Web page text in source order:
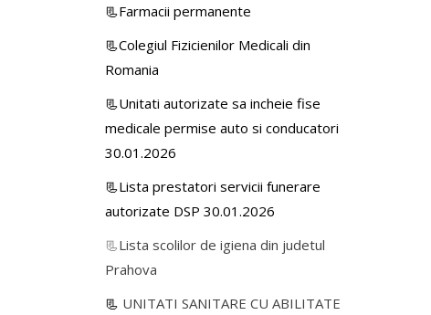
📃Farmacii permanente
📃Colegiul Fizicienilor Medicali din
Romania
📃Unitati autorizate sa incheie fise
medicale permise auto si conducatori
30.01.2026
📃Lista prestatori servicii funerare
autorizate DSP 30.01.2026
📃Lista scolilor de igiena din judetul
Prahova
📃 UNITATI SANITARE CU ABILITATE